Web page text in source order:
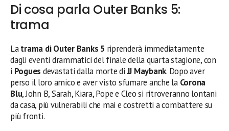
Di cosa parla Outer Banks 5:
trama
Latrama di Outer Banks 5 riprenderà immediatamente
dagli eventi drammatici del finale della quarta stagione, con
i Pogues devastati dalla morte diJJ Maybank. Dopo aver
perso il loro amico e aver visto sfumare anche la Corona
Blu, John B, Sarah, Kiara, Pope e Cleo si ritroveranno lontani
da casa, più vulnerabili che mai e costretti a combattere su
più fronti.